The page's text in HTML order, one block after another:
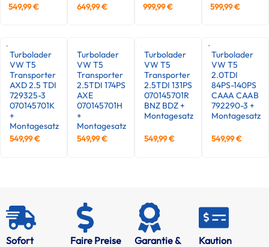
549,99€ 649,99€ 999,99€ 599,99€
Turbolader
VW T5
Transporter
AXD 2.5 TDI
729325-3
070145701K
+
Montagesatz
549,99€
Turbolader
VW T5
Transporter
2.5TDI 174PS
AXE
070145701H
+
Montagesatz
549,99€
Turbolader
VW T5
Transporter
2.5TDI 131PS
070145701R
BNZ BDZ +
Montagesatz
549,99€
Turbolader
VW T5
2.0TDI
84PS-140PS
CAAA CAAB
792290-3 +
Montagesatz
549,99€
Sofort
Faire Preise
Garantie &
Kaution